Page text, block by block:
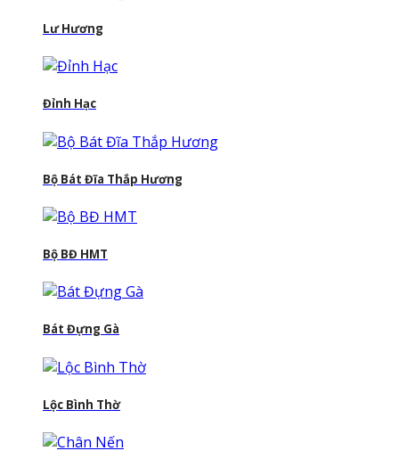
Lư Hương
Đỉnh Hạc
Bộ Bát Đĩa Thắp Hương
Bộ BĐ HMT
Bát Đựng Gà
Lộc Bình Thờ